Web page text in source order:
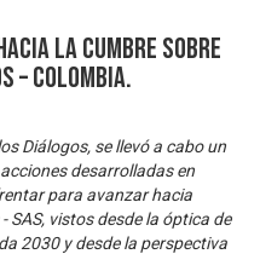
la Cumbre sobre
– Colombia.
Diálogos, se llevó a cabo un
desarrolladas en
para avanzar hacia
SAS, vistos desde la óptica de
2030 y desde la perspectiva